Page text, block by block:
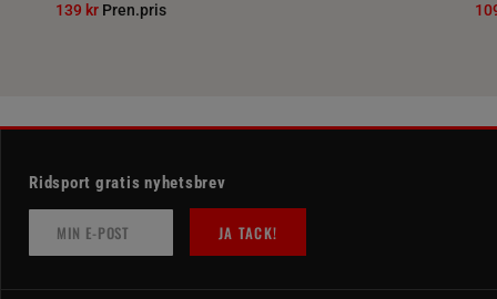
139 kr Pren.pris
Ridsport gratis nyhetsbrev
JA TACK!